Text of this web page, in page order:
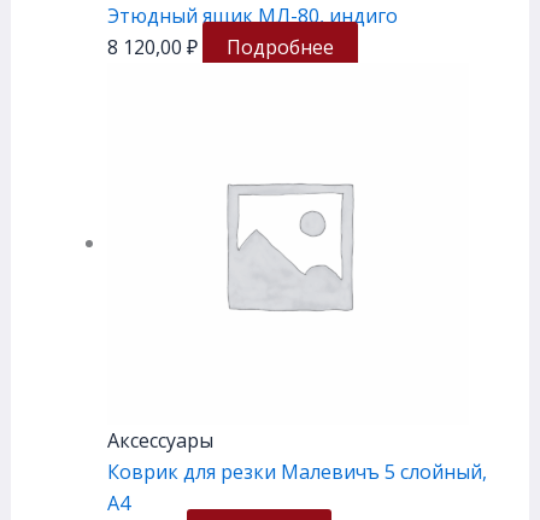
Этюдный ящик МЛ-80, индиго
8 120,00 ₽ Подробнее
Аксессуары
Коврик для резки Малевичъ 5 слойный,
А4